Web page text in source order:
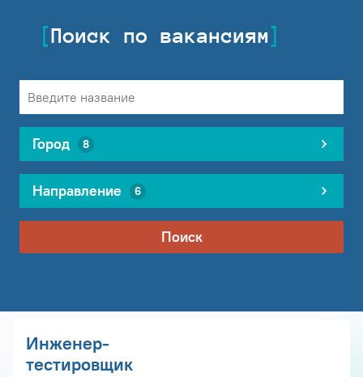
Поиск по вакансиям
Город 8
Направление 6
Поиск
Инженер-
тестировщик